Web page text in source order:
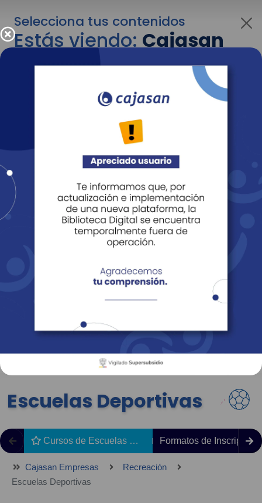
Selecciona tus contenidos
Estás viendo:Cajasan
para empresas
Para cambiar al contenido de tu interés más
adelante recuerda utilizar el menú
Entendido
Revista Fácil Vivir
Sedes Directorio Servicios En Línea
Escuelas Deportivas
Cursos de Escuelas Deportivas Formatos de Inscripción
Cajasan Empresas
Recreación
Escuelas Deportivas